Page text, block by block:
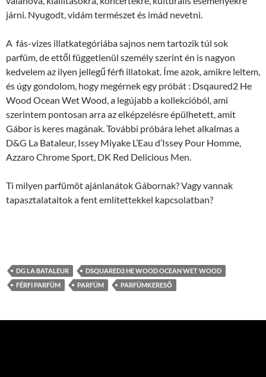
járni. Nyugodt, vidám természet és imád nevetni.
A fás-vizes illatkategóriába sajnos nem tartozik túl sok
parfüm, de ettől függetlenül személy szerint én is nagyon
kedvelem az ilyen jellegű férfi illatokat. Íme azok, amikre leltem,
és úgy gondolom, hogy megérnek egy próbát : Dsqaured2 He
Wood Ocean Wet Wood, a legújabb a kollekcióból, ami
szerintem pontosan arra az elképzelésre épülhetett, amit
Gábor is keres magának. További próbára lehet alkalmas a
D&G La Bataleur, Issey Miyake L’Eau d’Issey Pour Homme,
Azzaro Chrome Sport, DK Red Delicious Men.
Ti milyen parfümöt ajánlanátok Gábornak? Vagy vannak
tapasztalataitok a fent említettekkel kapcsolatban?
DG LA BATALEUR
DSQUARED2 HE WOOD OCEAN WET WOOD
FÉRFI PARFÜM
PARFÜM PARFÜMKERESŐ